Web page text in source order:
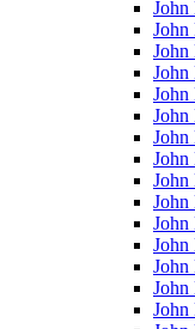
John
John
John
John
John
John
John
John
John
John
John
John
John
John
John